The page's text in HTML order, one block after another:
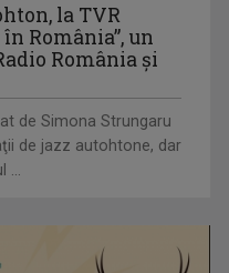
la TVR
România”, un
România şi
de Simona Strungaru
de jazz autohtone, dar